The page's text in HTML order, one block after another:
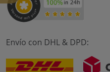
Envío con DHL & DPD: